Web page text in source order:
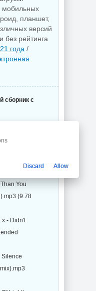
мобильных
планшет,
версий
без рейтинга
года /
сборник с
(
You
(9.78
- Didn't
Silence
Discard Allow